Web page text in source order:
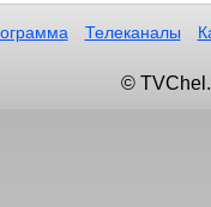
Телеканалы
©